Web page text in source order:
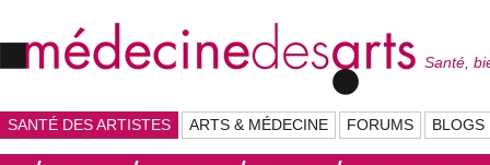
Santé,
SANTÉ DES ARTISTES ARTS & MÉDECINE FORUMS BLOGS